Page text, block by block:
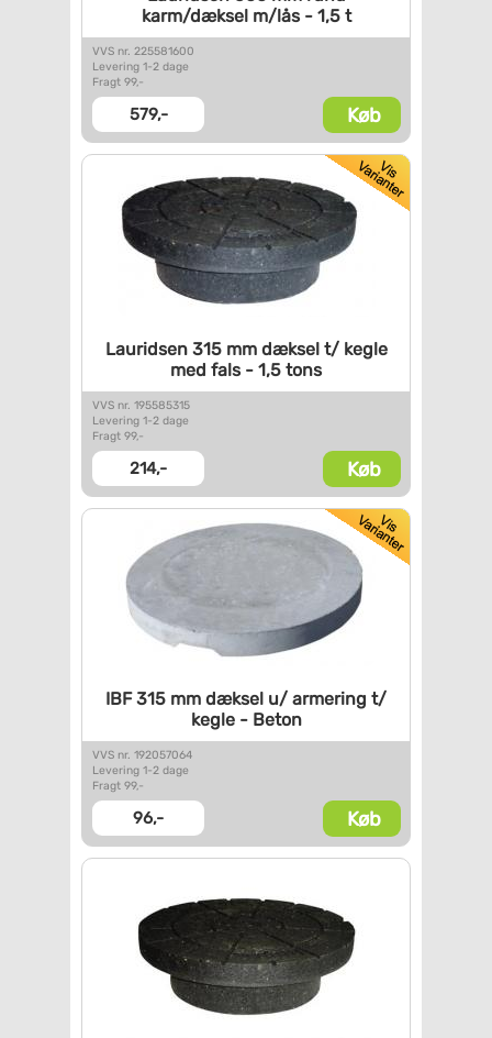
karm/dæksel m/lås - 1,5 t
VVS nr. 225581600
Levering 1-2 dage
Fragt 99,-
579,- Køb
Lauridsen 315 mm dæksel t/kegle
med fals - 1,5 tons
VVS nr. 195585315
Levering 1-2 dage
Fragt 99,-
214,- Køb
IBF 315 mm dæksel u/ armering t/
kegle - Beton
VVS nr. 192057064
Levering 1-2 dage
Fragt 99,-
96,- Køb